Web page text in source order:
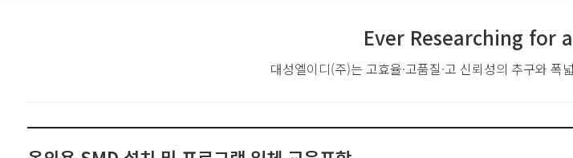
Ever Researching for
대성엘이디(주)는 고효율·고품질·고 신뢰성의 추구와폭